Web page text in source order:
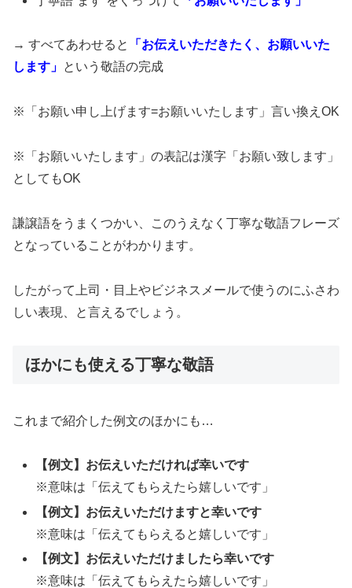
→ すべてあわせると
「お伝えいただきたく、お願いいた
します」 という敬語の完成
※「お願い申し上げます=お願いいたします」言い換えOK
※「お願いいたします」の表記は漢字「お願い致します」
としてもOK
謙譲語をうまくつかい、このうえなく丁寧な敬語フレーズ
となっていることがわかります。
したがって上司・目上やビジネスメールで使うのにふさわ
しい表現、と言えるでしょう。
ほかにも使える丁寧な敬語
これまで紹介した例文のほかにも…
【例文】お伝えいただければ幸いです
※意味は「伝えてもらえたら嬉しいです」
【例文】お伝えいただけますと幸いです
※意味は「伝えてもらえると嬉しいです」
【例文】お伝えいただけましたら幸いです
※意味は「伝えてもらえたら嬉しいです」